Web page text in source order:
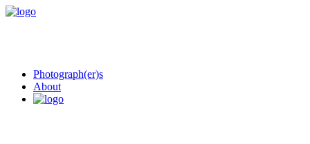
Photograph(er)s
About